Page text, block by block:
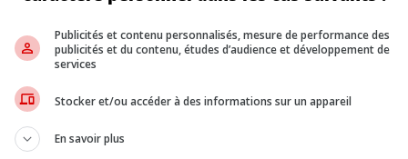
conception de Bentley a quitté la société dès l’expiration de
deux fois. Après l’effondrement financier de Rolls-
Rolls Royce est devenue une entreprise indépendante –
Mais sous Vickers, Bentley a restauré son ancienne
qu’en 1998, lorsque le groupe Volkswagen a acquis Rolls-
groupe Volkswagen.
Publicités et contenu personnalisés, mesure de performance des
publicités et du contenu, études d’audience et développement de
services
Stocker et/ou accéder à des informations sur un appareil
En savoir plus